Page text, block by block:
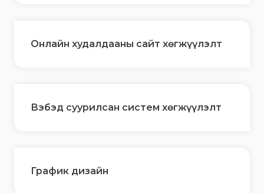
Онлайн худалдааны сайт хөгжүүлэлт
Вэбэд суурилсан систем хөгжүүлэлт
График дизайн